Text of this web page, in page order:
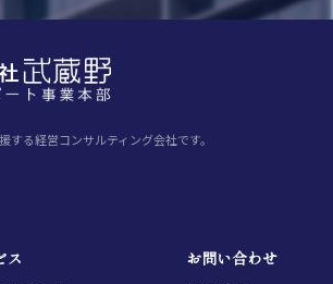
する経営コンサルティング会社です。
ス お問い合わせ